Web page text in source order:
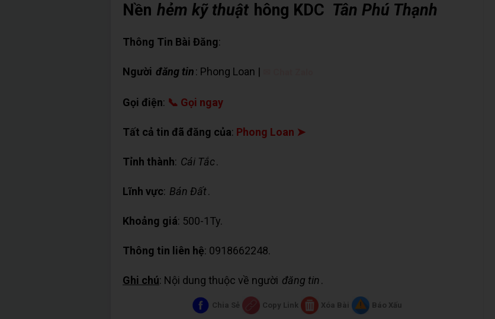
Nền hẻm kỹ thuật hông KDC Tân Phú Thạnh
Thông Tin Bài Đăng:
Người đăng tin: Phong Loan |
Gọi điện: 📞 Gọi ngay
Tất cả tin đã đăng của: Phong Loan ➤
Tỉnh thành: Cái Tắc.
Lĩnh vực: Bán Đất.
Khoảng giá: 500-1Ty.
Thông tin liên hệ: 0918662248.
Ghi chú: Nội dung thuộc về người đăng tin.
Chia Sẻ Copy Link Xóa Bài Báo Xấu